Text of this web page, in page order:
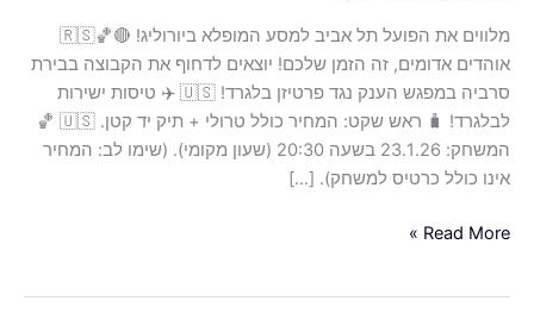
מלווים את הפועל תל אביב למסע המופלא ביורוליג! 🔴🏀🇷🇸
אוהדים אדומים, זה הזמן שלכם! יוצאים לדחוף את הקבוצה בבירת
סרביה במפגש הענק נגד פרטיזן בלגרד! 🇺🇸 ✈️ טיסות ישירות
לבלגרד! 🧳 ראש שקט: המחיר כולל טרולי + תיק יד קטן. 🇺🇸 🏀
המשחק: 23.1.26 בשעה 20:30 (שעון מקומי). (שימו לב: המחיר
אינו כולל כרטיס למשחק). […]
תיק
יד
קטן.
🇺🇸
🏀
המשחק:
בשעה
Read More »